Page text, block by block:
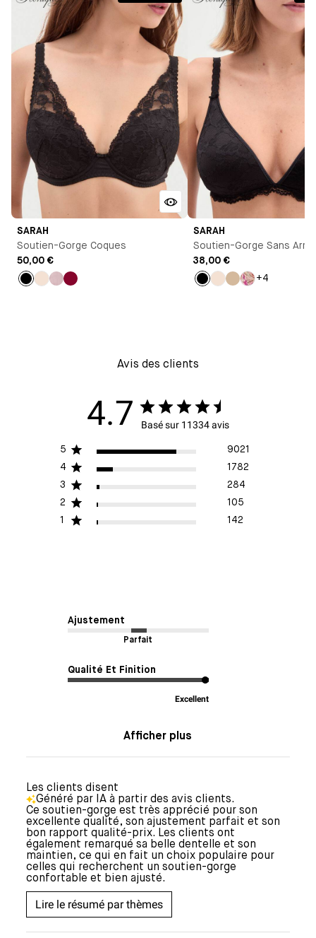
SARAH
Soutien-Gorge Coques
50,00 €
Noir
SARAH
Soutien-Gorge Sans
38,00 €
Noir
+4
Avis des clients
4.7 Basé sur 11334 avis
5
9021
4
1782
3
284
2
105
1
142
Ajustement
Parfait
Qualité Et Finition
Excellent
Afficher plus
Les clients disent
Généré par IA à partir des avis clients.
Ce soutien-gorge est très apprécié pour son
excellente qualité, son ajustement parfait et son
bon rapport qualité-prix. Les clients ont
également remarqué sa belle dentelle et son
maintien, ce qui en fait un choix populaire pour
celles qui recherchent un soutien-gorge
confortable et bien ajusté.
Lire le résumé par thèmes